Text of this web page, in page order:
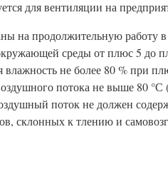
для вентиляции на
на продолжительную работу
среды от плюс 5 до
влажность не более 80 % при
потока не выше 80 °С
поток не должен
склонных к тлению и